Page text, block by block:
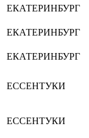
ЕКАТЕРИНБУРГ
ЕКАТЕРИНБУРГ
ЕКАТЕРИНБУРГ
ЕССЕНТУКИ
ЕССЕНТУКИ